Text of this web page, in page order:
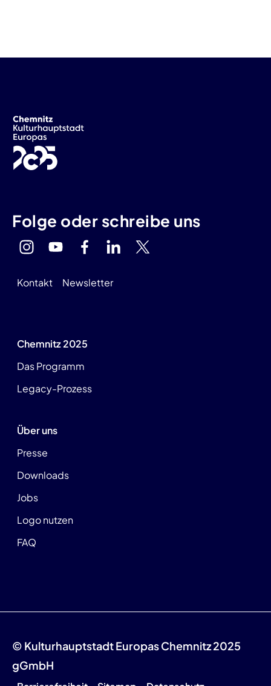
Folge oder schreibe uns
Kontakt Newsletter
Chemnitz 2025
Das Programm
Legacy-Prozess
Über uns
Presse
Downloads
Jobs
Logo nutzen
FAQ
© Kulturhauptstadt Europas Chemnitz 2025
gGmbH